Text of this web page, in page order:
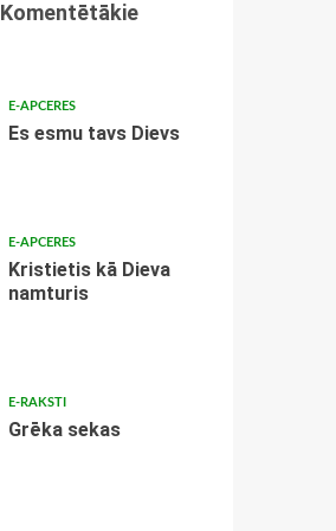
Komentētākie
E-APCERES
Es esmu tavs Dievs
E-APCERES
Kristietis kā Dieva
namturis
E-RAKSTI
Grēka sekas